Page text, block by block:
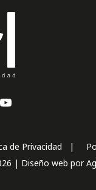
de Privacidad
| Diseño web por